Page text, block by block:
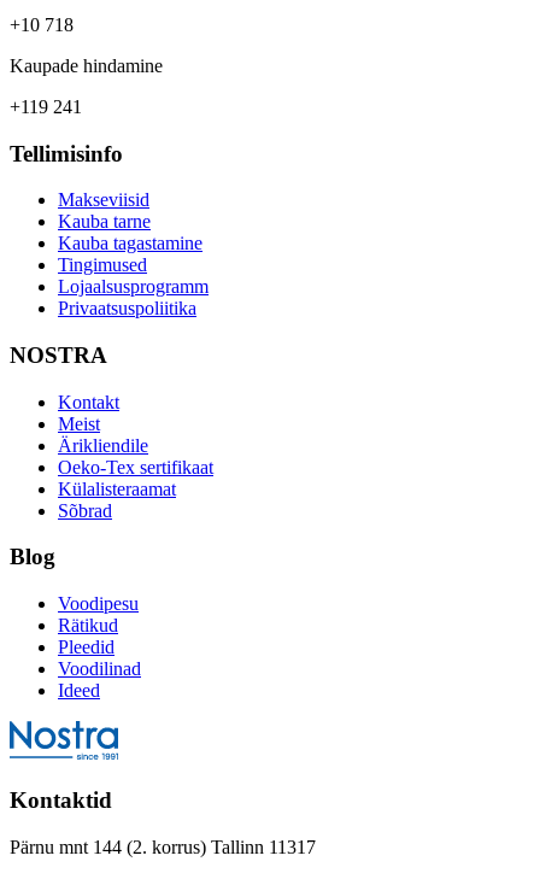
+10 718
Kaupade hindamine
+119 241
Tellimisinfo
Makseviisid
Kauba tarne
Kauba tagastamine
Tingimused
Lojaalsusprogramm
Privaatsuspoliitika
NOSTRA
Kontakt
Meist
Ärikliendile
Oeko-Tex sertifikaat
Külalisteraamat
Sõbrad
Blog
Voodipesu
Rätikud
Pleedid
Voodilinad
Ideed
Kontaktid
Pärnu mnt 144 (2. korrus) Tallinn 11317